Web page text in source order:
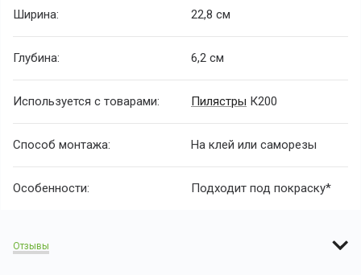
Ширина: 22,8 см
Глубина: 6,2 см
Используется с товарами: Пилястры К200
Способ монтажа: На клей или саморезы
Особенности: Подходит под покраску*
Отзывы